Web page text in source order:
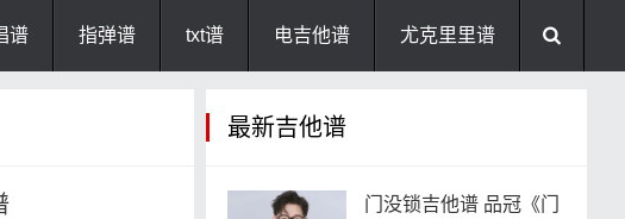
谱 指弹谱 txt谱 电吉他谱 尤克里里谱
最新吉他谱
门没锁吉他谱 品冠《门